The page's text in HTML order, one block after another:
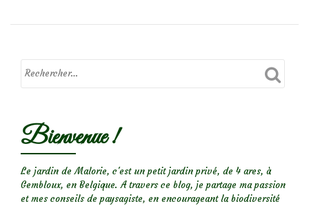
Bienvenue !
Le jardin de Malorie, c'est un petit jardin privé, de 4 ares, à
Gembloux, en Belgique. A travers ce blog, je partage ma passion
et mes conseils de paysagiste, en encourageant la biodiversité